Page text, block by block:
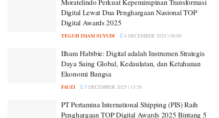
Digital Lewat Dua Penghargaan Nasional TOP
Digital Awards 2025
TEGUH IMAM SUYUDI 6 DECEMBER 2025 | 09:00
Ilham Habibie: Digital adalah Instrumen Strategis
Daya Saing Global, Kedaulatan, dan Ketahanan
Ekonomi Bangsa
FAUZI 5 DECEMBER 2025 | 13:58
PT Pertamina International Shipping (PIS) Raih
Penghargaan TOP Digital Awards 2025 Bintang 5